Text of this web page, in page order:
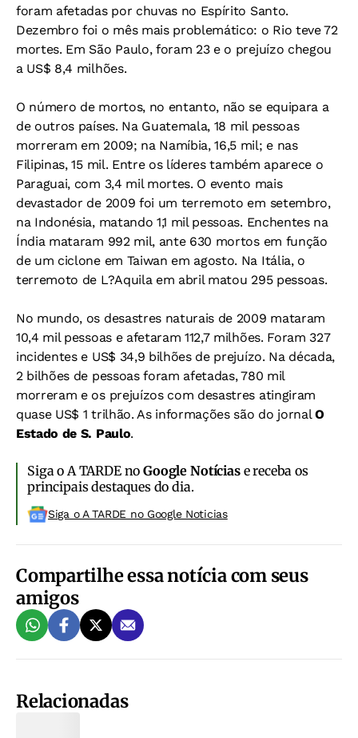
foram afetadas por chuvas no Espírito Santo.
Dezembro foi o mês mais problemático: o Rio teve 72
mortes. Em São Paulo, foram 23 e o prejuízo chegou
a US$ 8,4 milhões.
O número de mortos, no entanto, não se equipara a
de outros países. Na Guatemala, 18 mil pessoas
morreram em 2009; na Namíbia, 16,5 mil; e nas
Filipinas, 15 mil. Entre os líderes também aparece o
Paraguai, com 3,4 mil mortes. O evento mais
devastador de 2009 foi um terremoto em setembro,
na Indonésia, matando 1,1 mil pessoas. Enchentes na
Índia mataram 992 mil, ante 630 mortos em função
de um ciclone em Taiwan em agosto. Na Itália, o
terremoto de L?Aquila em abril matou 295 pessoas.
No mundo, os desastres naturais de 2009 mataram
10,4 mil pessoas e afetaram 112,7 milhões. Foram 327
incidentes e US$ 34,9 bilhões de prejuízo. Na década,
2 bilhões de pessoas foram afetadas, 780 mil
morreram e os prejuízos com desastres atingiram
quase US$ 1 trilhão. As informações são do jornalO
Estado de S. Paulo.
Siga o A TARDE noGoogle Notíciase receba os
principais destaques do dia.
Siga o A TARDE no Google Noticias
Compartilhe essa notícia com seus
amigos
Relacionadas